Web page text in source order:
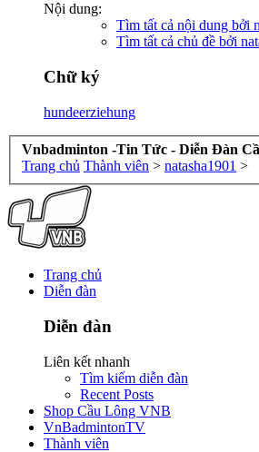
Nội dung:
Tìm tất cả nội dung bởi
Tìm tất cả chủ đề bởi
Chữ ký
hundeerziehung
Vnbadminton -Tin Tức - Diễn Đàn
Trang chủ Thành viên > natasha1901 >
Trang chủ
Diễn đàn
Diễn đàn
Liên kết nhanh
Tìm kiếm diễn đàn
Recent Posts
Shop Cầu Lông VNB
VnBadmintonTV
Thành viên